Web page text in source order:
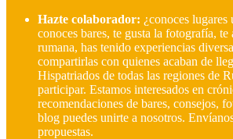
Hazte colaborador: ¿conoces
conoces bares, te gusta la fotografía, te
rumana, has tenido experiencias
compartirlas con quienes acaban de
Hispatriados de todas las regiones de
participar. Estamos interesados en
recomendaciones de bares, consejos,
blog puedes unirte a nosotros.
propuestas.